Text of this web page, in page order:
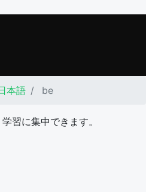
本語 be
習に集中できます。